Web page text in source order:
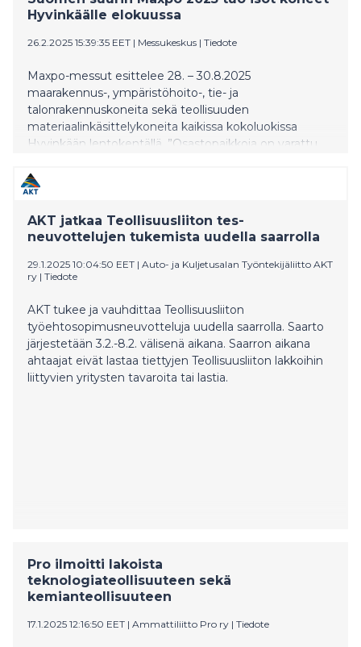
Hyvinkäälle elokuussa
26.2.2025 15:39:35 EET | Messukeskus | Tiedote
Maxpo-messut esittelee 28. – 30.8.2025
maarakennus-, ympäristöhoito-, tie- ja
talonrakennuskoneita sekä teollisuuden
materiaalinkäsittelykoneita kaikissa kokoluokissa
Hyvinkään lentokentällä. ”Osastopaikkoja on varattu
kiinnitetty osastoille. Mukaan tänä vuonna tulee
tuttuja yrityksiä, mutta myös useita viime kerralla
Risto Wuolle Messukeskuksesta.
AKT jatkaa Teollisuusliiton tes-
neuvottelujen tukemista uudella saarrolla
29.1.2025 10:04:50 EET | Auto- ja Kuljetusalan Työntekijäliitto AKT
ry | Tiedote
AKT tukee ja vauhdittaa Teollisuusliiton
työehtosopimusneuvotteluja uudella saarrolla. Saarto
järjestetään 3.2.-8.2. välisenä aikana. Saarron aikana
ahtaajat eivät lastaa tiettyjen Teollisuusliiton lakkoihin
liittyvien yritysten tavaroita tai lastia.
Pro ilmoitti lakoista
teknologiateollisuuteen sekä
kemianteollisuuteen
17.1.2025 12:16:50 EET | Ammattiliitto Pro ry | Tiedote